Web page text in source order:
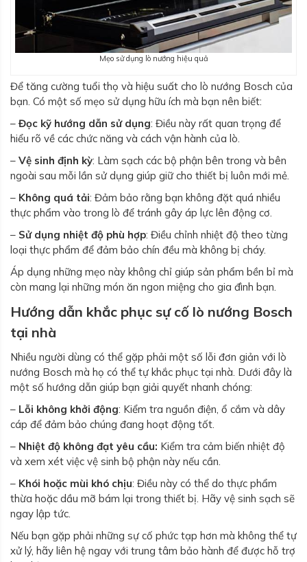
Mẹo sử dụng lò nướng hiệu quả
Để tăng cường tuổi thọ và hiệu suất cho lò nướng Bosch của
bạn. Có một số mẹo sử dụng hữu ích mà bạn nên biết:
– Đọc kỹ hướng dẫn sử dụng: Điều này rất quan trọng để
hiểu rõ về các chức năng và cách vận hành của lò.
– Vệ sinh định kỳ: Làm sạch các bộ phận bên trong và bên
ngoài sau mỗi lần sử dụng giúp giữ cho thiết bị luôn mới mẻ.
– Không quá tải: Đảm bảo rằng bạn không đặt quá nhiều
thực phẩm vào trong lò để tránh gây áp lực lên động cơ.
– Sử dụng nhiệt độ phù hợp: Điều chỉnh nhiệt độ theo từng
loại thực phẩm để đảm bảo chín đều mà không bị cháy.
Áp dụng những mẹo này không chỉ giúp sản phẩm bền bỉ mà
còn mang lại những món ăn ngon miệng cho gia đình bạn.
Hướng dẫn khắc phục sự cố lò nướng Bosch
tại nhà
Nhiều người dùng có thể gặp phải một số lỗi đơn giản với lò
nướng Bosch mà họ có thể tự khắc phục tại nhà. Dưới đây là
một số hướng dẫn giúp bạn giải quyết nhanh chóng:
– Lỗi không khởi động: Kiểm tra nguồn điện, ổ cắm và dây
cáp để đảm bảo chúng đang hoạt động tốt.
– Nhiệt độ không đạt yêu cầu: Kiểm tra cảm biến nhiệt độ
và xem xét việc vệ sinh bộ phận này nếu cần.
– Khói hoặc mùi khó chịu: Điều này có thể do thực phẩm
thừa hoặc dầu mỡ bám lại trong thiết bị. Hãy vệ sinh sạch sẽ
ngay lập tức.
Nếu bạn gặp phải những sự cố phức tạp hơn mà không thể tự
xử lý, hãy liên hệ ngay với trung tâm bảo hành để được hỗ trợ